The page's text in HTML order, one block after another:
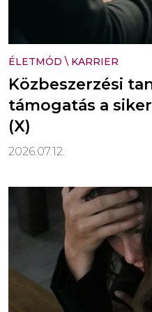
ÉLETMÓD \ KARRIER
Közbeszerzési
támogatás a
(X)
2026.07.12.